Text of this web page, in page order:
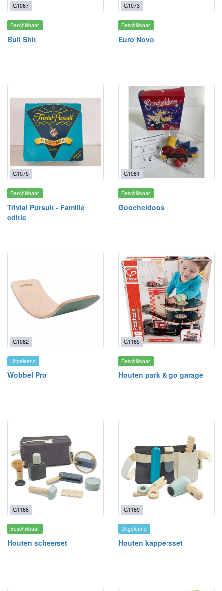
G1067
Beschikbaar
Bull Shit
G1073
Beschikbaar
Euro Novo
G1075
Beschikbaar
Trivial Pursuit - Familie
editie
G1081
Beschikbaar
Goocheldoos
G1082
Uitgeleend
Wobbel Pro
G1165
Beschikbaar
Houten park & go garage
G1168
Beschikbaar
Houten scheerset
G1169
Uitgeleend
Houten kappersset